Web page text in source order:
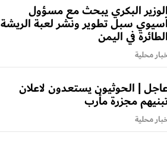
الوزير البكري يبحث مع مسؤول
سبل تطوير ونشر لعبة الريشة
الطائرة في اليمن
محلية
| الحوثيون يستعدون لاعلان
مجزرة مأرب
محلية